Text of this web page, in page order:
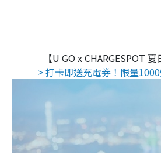
【U GO x CHARGESPOT 夏
> 打卡即送充電券！限量